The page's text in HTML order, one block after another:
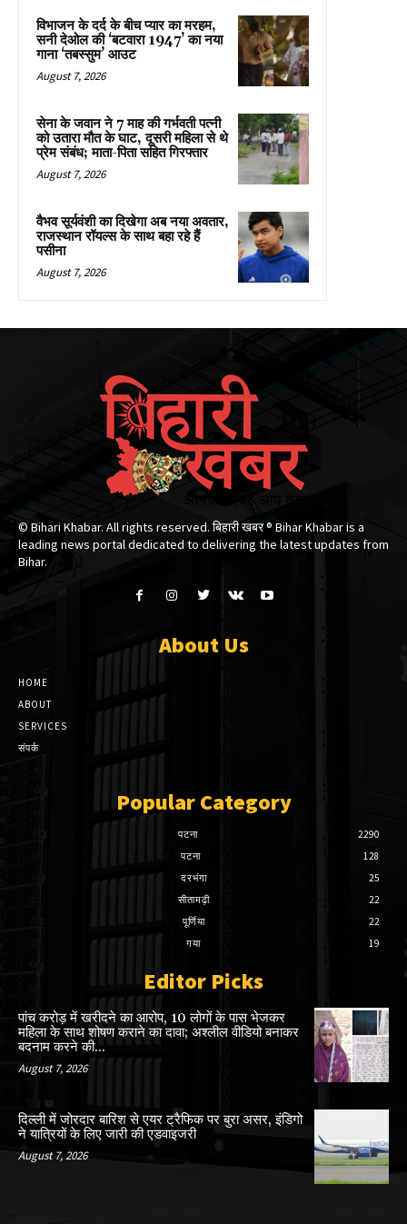
विभाजन के दर्द के बीच प्यार का मरहम,
सनी देओल की ‘बटवारा 1947’ का नया
गाना ‘तबस्सुम’ आउट
August 7, 2026
सेना के जवान ने 7 माह की गर्भवती पत्नी
को उतारा मौत के घाट, दूसरी महिला से थे
प्रेम संबंध; माता-पिता सहित गिरफ्तार
August 7, 2026
वैभव सूर्यवंशी का दिखेगा अब नया अवतार,
राजस्थान रॉयल्स के साथ बहा रहे हैं
पसीना
August 7, 2026
© Bihari Khabar. All rights reserved. बिहारी खबर ®​ Bihar Khabar is a
leading news portal dedicated to delivering the latest updates from
Bihar.
About Us
HOME
ABOUT
SERVICES
संपर्क
Popular Category
पटना
2290
पटना
128
दरभंगा
25
सीतामढ़ी
22
पूर्णिया
22
गया
19
Editor Picks
पांच करोड़ में खरीदने का आरोप, 10 लोगों के पास भेजकर
महिला के साथ शोषण कराने का दावा; अश्लील वीडियो बनाकर
बदनाम करने की...
August 7, 2026
दिल्ली में जोरदार बारिश से एयर ट्रैफिक पर बुरा असर, इंडिगो
ने यात्रियों के लिए जारी की एडवाइजरी
August 7, 2026